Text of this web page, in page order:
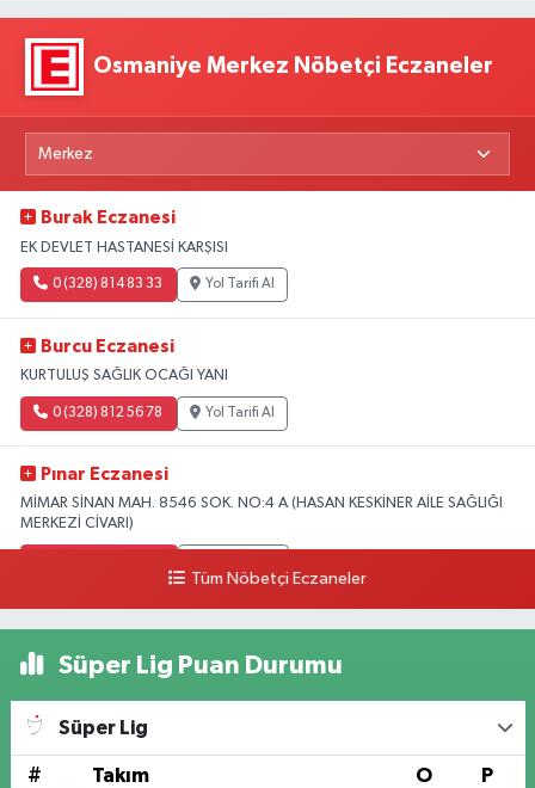
Osmaniye Merkez Nöbetçi Eczaneler
Burak Eczanesi
EK DEVLET HASTANESİ KARŞISI
0 (328) 814 83 33 Yol Tarifi Al
Burcu Eczanesi
KURTULUŞ SAĞLIK OCAĞI YANI
0 (328) 812 56 78 Yol Tarifi Al
Pınar Eczanesi
MİMAR SİNAN MAH. 8546 SOK. NO:4 A (HASAN KESKİNER AİLE SAĞLIĞI
MERKEZİ CİVARI)
Tüm Nöbetçi Eczaneler
Süper Lig Puan Durumu
Süper Lig
# Takım O P